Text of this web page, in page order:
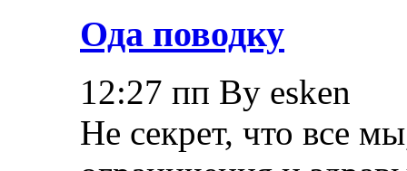
Ода поводку
12:27 пп By esken
Не секрет, что все